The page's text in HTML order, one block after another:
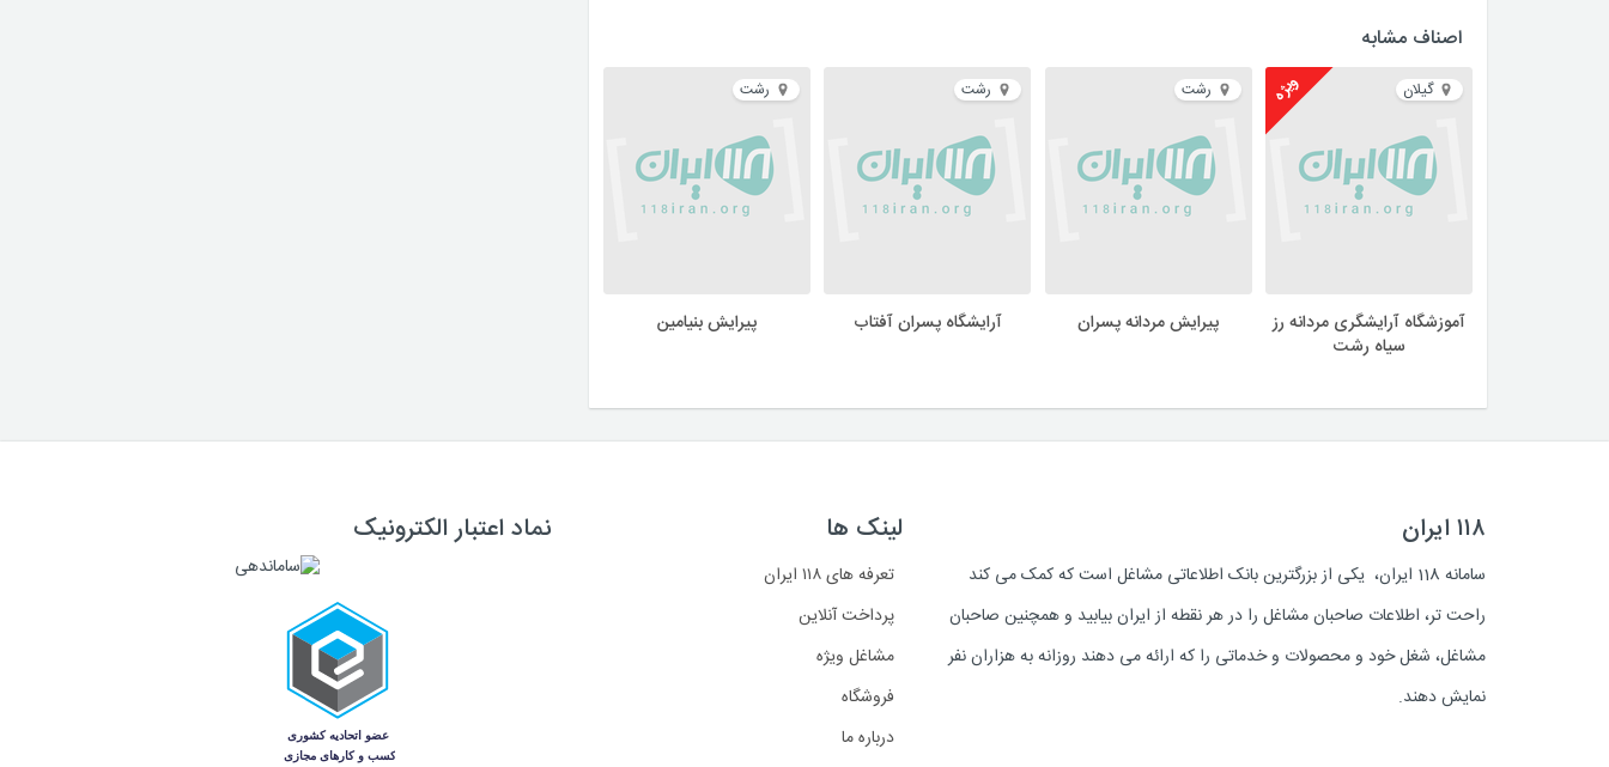
اصناف مشابه
گیلان ویژه
آموزشگاه آرایشگری مردانه رز
سیاه رشت
رشت
پیرایش مردانه پسران
رشت
آرایشگاه پسران آفتاب
رشت
پیرایش بنیامین
۱۱۸ ایران
سامانه 118 ایران، یکی از بزرگترین بانک اطلاعاتی مشاغل است که کمک می کند
راحت تر، اطلاعات صاحبان مشاغل را در هر نقطه از ایران بیابید و همچنین صاحبان
مشاغل، شغل خود و محصولات و خدماتی را که ارائه می دهند روزانه به هزاران نفر
نمایش دهند.
لینک ها
تعرفه های ۱۱۸ ایران
پرداخت آنلاین
مشاغل ویژه
فروشگاه
درباره ما
نماد اعتبار الکترونیک